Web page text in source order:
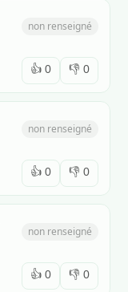
non renseigné
👍 0 👎 0
non renseigné
👍 0 👎 0
non renseigné
👍 0 👎 0